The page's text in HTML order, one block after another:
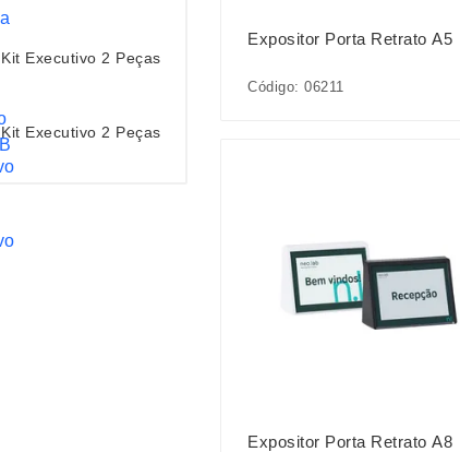
Kit Executivo 2 Peças
Kit Executivo 2 Peças
Expositor Porta Retrato A5
Código: 06211
Expositor Porta Retrato A8